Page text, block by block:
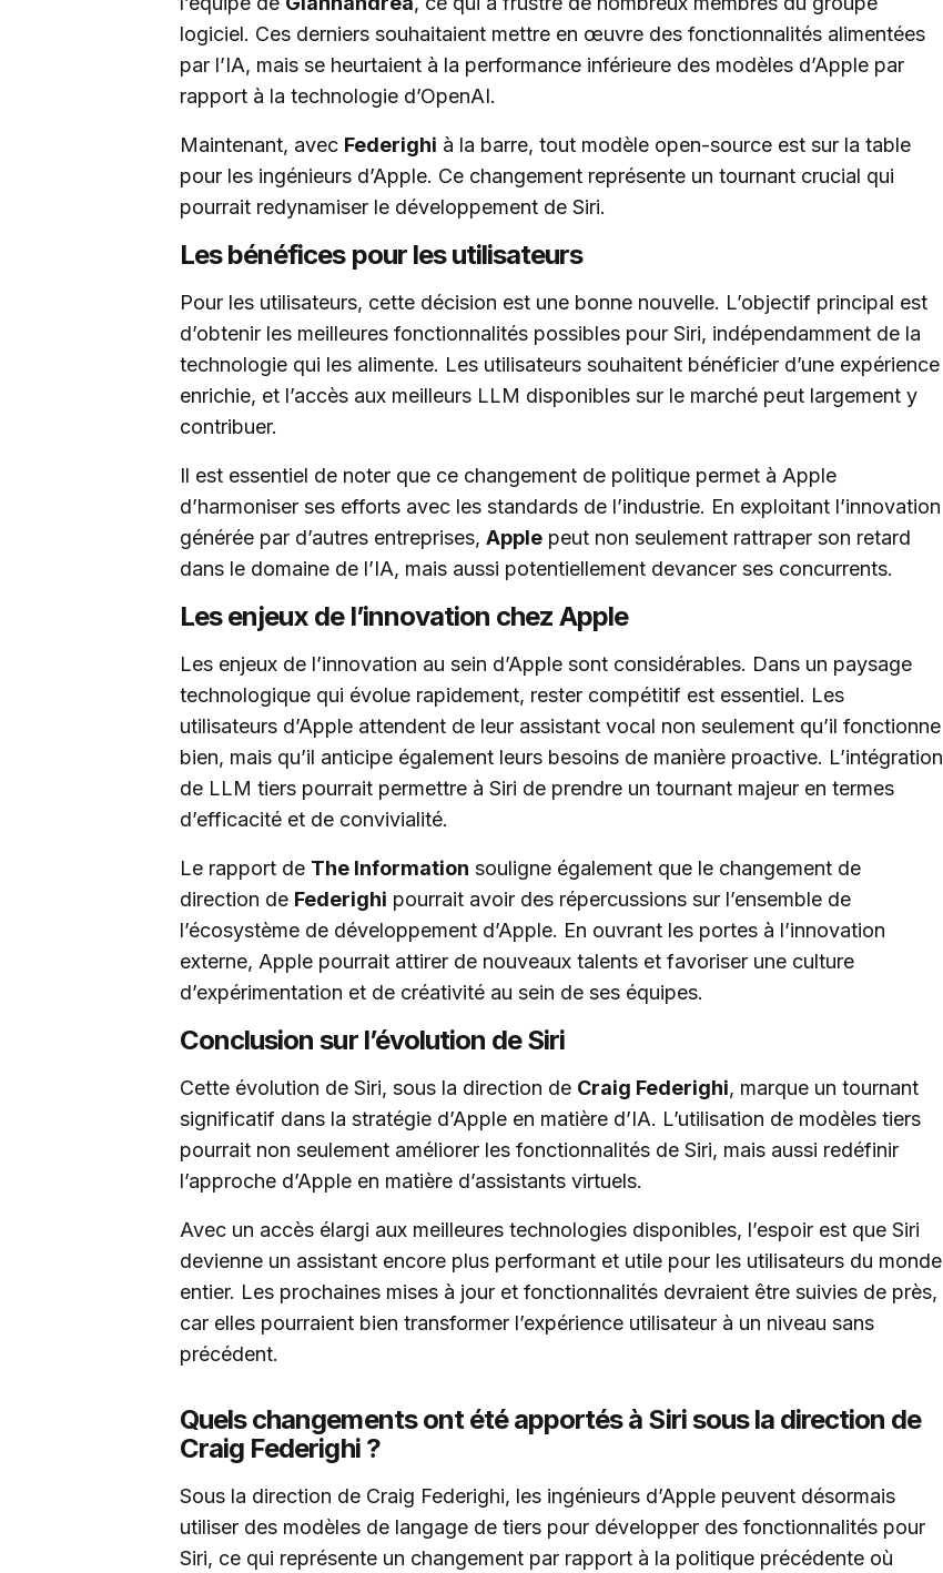
logiciel. Ces derniers souhaitaient mettre en œuvre des fonctionnalités alimentées
par l’IA, mais se heurtaient à la performance inférieure des modèles d’Apple par
rapport à la technologie d’OpenAI.
Maintenant, avec Federighi à la barre, tout modèle open-source est sur la table
pour les ingénieurs d’Apple. Ce changement représente un tournant crucial qui
pourrait redynamiser le développement de Siri.
Les bénéfices pour les utilisateurs
Pour les utilisateurs, cette décision est une bonne nouvelle. L’objectif principal est
d’obtenir les meilleures fonctionnalités possibles pour Siri, indépendamment de la
technologie qui les alimente. Les utilisateurs souhaitent bénéficier d’une expérience
enrichie, et l’accès aux meilleurs LLM disponibles sur le marché peut largement y
contribuer.
Il est essentiel de noter que ce changement de politique permet à Apple
d’harmoniser ses efforts avec les standards de l’industrie. En exploitant l’innovation
générée par d’autres entreprises, Apple peut non seulement rattraper son retard
dans le domaine de l’IA, mais aussi potentiellement devancer ses concurrents.
Les enjeux de l’innovation chez Apple
Les enjeux de l’innovation au sein d’Apple sont considérables. Dans un paysage
technologique qui évolue rapidement, rester compétitif est essentiel. Les
utilisateurs d’Apple attendent de leur assistant vocal non seulement qu’il fonctionne
bien, mais qu’il anticipe également leurs besoins de manière proactive. L’intégration
de LLM tiers pourrait permettre à Siri de prendre un tournant majeur en termes
d’efficacité et de convivialité.
Le rapport de The Information souligne également que le changement de
direction de Federighi pourrait avoir des répercussions sur l’ensemble de
l’écosystème de développement d’Apple. En ouvrant les portes à l’innovation
externe, Apple pourrait attirer de nouveaux talents et favoriser une culture
d’expérimentation et de créativité au sein de ses équipes.
Conclusion sur l’évolution de Siri
Cette évolution de Siri, sous la direction de Craig Federighi, marque un tournant
significatif dans la stratégie d’Apple en matière d’IA. L’utilisation de modèles tiers
pourrait non seulement améliorer les fonctionnalités de Siri, mais aussi redéfinir
l’approche d’Apple en matière d’assistants virtuels.
Avec un accès élargi aux meilleures technologies disponibles, l’espoir est que Siri
devienne un assistant encore plus performant et utile pour les utilisateurs du monde
entier. Les prochaines mises à jour et fonctionnalités devraient être suivies de près,
car elles pourraient bien transformer l’expérience utilisateur à un niveau sans
précédent.
Quels changements ont été apportés à Siri sous la direction de
Craig Federighi ?
Sous la direction de Craig Federighi, les ingénieurs d’Apple peuvent désormais
utiliser des modèles de langage de tiers pour développer des fonctionnalités pour
Siri, ce qui représente un changement par rapport à la politique précédente où